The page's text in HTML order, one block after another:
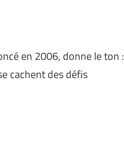
en 2006, donne le ton :
cachent des défis